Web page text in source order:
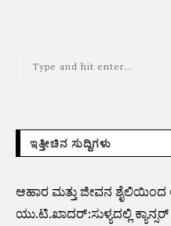
ಇತ್ತೀಚಿನ ಸುದ್ದಿಗಳು
ಆಹಾರ ಮತ್ತು ಜೀವನ ಶೈಲಿಯಿಂದ
ಯು.ಟಿ.ಖಾದರ್:ಸುಳ್ಯದಲ್ಲಿ